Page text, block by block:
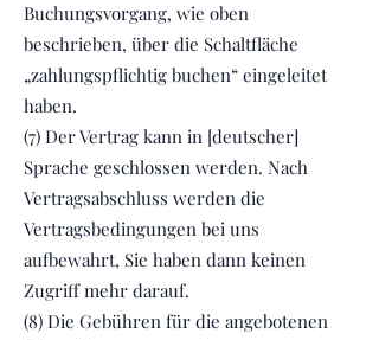
Buchungsvorgang, wie oben
beschrieben, über die Schaltfläche
„zahlungspflichtig buchen“ eingeleitet
haben.
(7) Der Vertrag kann in [deutscher]
Sprache geschlossen werden. Nach
Vertragsabschluss werden die
Vertragsbedingungen bei uns
aufbewahrt, Sie haben dann keinen
Zugriff mehr darauf.
(8) Die Gebühren für die angebotenen